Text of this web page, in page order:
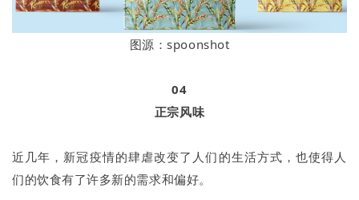
图源：spoonshot
04
正宗风味
近几年，新冠疫情的肆虐改变了人们的生活方式，也使得人
们的饮食有了许多新的需求和偏好。